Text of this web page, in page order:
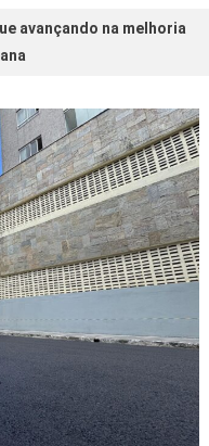
avançando na melhoria